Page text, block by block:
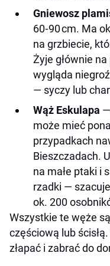
Gniewosz
60‑90 cm. Ma
na grzbiecie,
Żyje głównie
wygląda
— syczy lub
Wąż Eskulapa
może mieć
przypadkach
Bieszczadach.
na małe ptaki i
rzadki —
ok. 200
Wszystkie te węże
częściową lub
złapać i zabrać do